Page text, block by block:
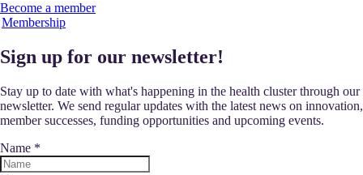
Become a member
Membership
Sign up for our newsletter!
Stay up to date with what's happening in the health cluster through our
newsletter. We send regular updates with the latest news on innovation,
member successes, funding opportunities and upcoming events.
Name *